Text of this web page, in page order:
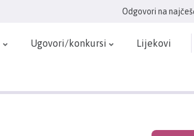
Odgovori na
Ugovori/konkursi Lijekovi